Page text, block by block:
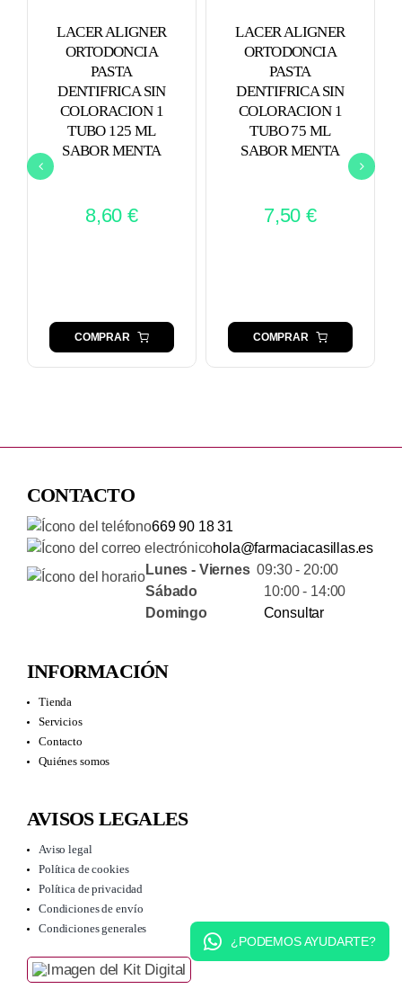
LACER ALIGNER
ORTODONCIA
PASTA
DENTIFRICA SIN
COLORACION 1
TUBO 125 ML
SABOR MENTA
8,60€
COMPRAR
LACER ALIGNER
ORTODONCIA
PASTA
DENTIFRICA SIN
COLORACION 1
TUBO 75 ML
SABOR MENTA
7,50€
COMPRAR
CONTACTO
669 90 18 31
hola@farmaciacasillas.es
Lunes - Viernes09:30 - 20:00
Sábado 10:00 - 14:00
Domingo
Consultar
INFORMACIÓN
Tienda
Servicios
Contacto
Quiénes somos
AVISOS LEGALES
Aviso legal
Política de cookies
Política de privacidad
Condiciones de envío
Condiciones generales
¿PODEMOS AYUDARTE?